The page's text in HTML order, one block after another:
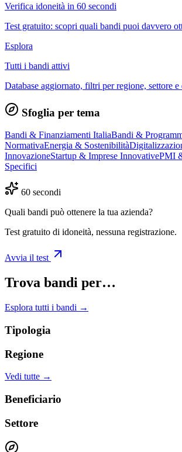
Verifica idoneità in 60 secondi
Test gratuito: scopri quali bandi puoi davvero
Esplora
Tutti i bandi attivi
Database aggiornato, filtri per regione, settore e
Sfoglia per tema
Bandi & Finanziamenti ItaliaBandi &
NormativaEnergia & Sostenibilità
InnovazioneStartup & Imprese InnovativePMI
Specifici
60 secondi
Quali bandi può ottenere la tua azienda?
Test gratuito di idoneità, nessuna registrazione.
Avvia il test
Trova bandi per…
Esplora tutti i bandi →
Tipologia
Regione
Vedi tutte →
Beneficiario
Settore